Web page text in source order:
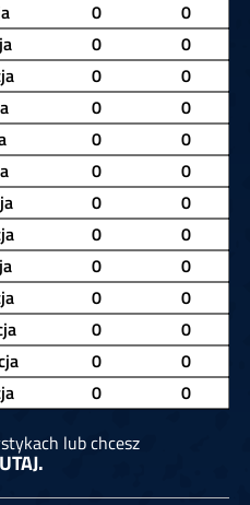
0
0
0
0
0
0
0
0
0
0
0
0
0
0
0
0
0
0
0
0
0
0
0
0
0
0
lub chcesz